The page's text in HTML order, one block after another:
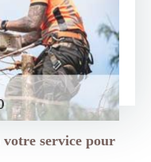
service pour